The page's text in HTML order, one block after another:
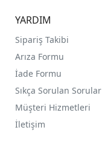
YARDIM
Sipariş Takibi
Arıza Formu
İade Formu
Sıkça Sorulan Sorular
Müşteri Hizmetleri
İletişim